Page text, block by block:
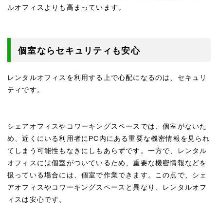
ルオフィスよりも高まっています。
個室ならセキュリティも安心
レンタルオフィスを利用する上で心配になるのは、セキュリ
ティです。
シェアオフィスやコワーキングスペースでは、個室がないた
め、近くにいる利用者にPC内にある重要な機密情報を見られ
てしまう可能性もなきにしもあらずです。一方で、レンタル
オフィスには個室がついているため、重要な機密情報などを
扱っている場合には、個室で作業できます。この点で、シェ
アオフィスやコワーキングスペースと異なり、レンタルオフ
ィスは安心です。